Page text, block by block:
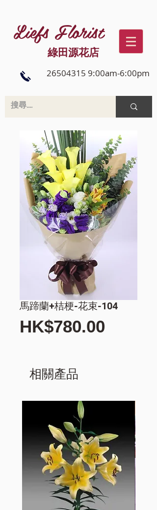
Liefs Florist
綠田源花店
26504315 9:00am-6:00pm
馬蹄蘭+桔梗-花束-104
HK$780.00
相關產品